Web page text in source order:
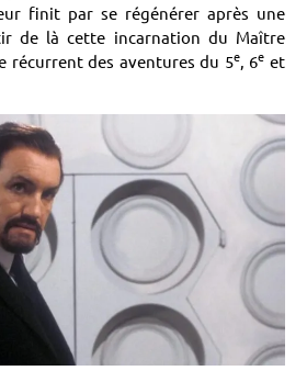
finit par se régénérer après une
de là cette incarnation du Maître
récurrent des aventures du 5e, 6e et